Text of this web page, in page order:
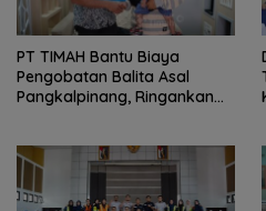
PT TIMAH Bantu Biaya
Pengobatan Balita Asal
Pangkalpinang, Ringankan